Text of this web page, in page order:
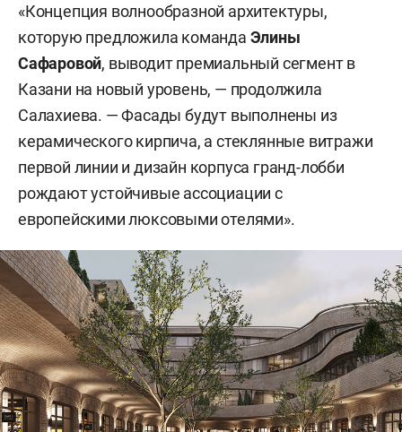
«Концепция волнообразной архитектуры,
которую предложила команда Элины
Сафаровой, выводит премиальный сегмент в
Казани на новый уровень, — продолжила
Салахиева. — Фасады будут выполнены из
керамического кирпича, а стеклянные витражи
первой линии и дизайн корпуса гранд-лобби
рождают устойчивые ассоциации с
европейскими люксовыми отелями».